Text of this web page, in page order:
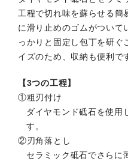
工程で切れ味を蘇らせる簡
に滑り止めのゴムがついて
っかりと固定し包丁を研ぐ
イズのため、収納も便利で
【3つの工程】
①粗刃付け
ダイヤモンド砥石を使用
す。
②刃角落とし
セラミック砥石でさらに